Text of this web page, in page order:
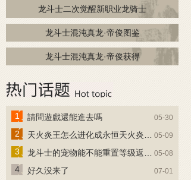
龙斗士二次觉醒新职业龙骑士
龙斗士混沌真龙·帝俊图鉴
龙斗士混沌真龙·帝俊获得
1 請問遊戲還能進去嗎 05-30
2 天火炎王怎么进化成永恒天火炎王？ 05-09
3 龙斗士的宠物能不能重置等级返还水晶啊 05-08
4 好久没来了 07-01